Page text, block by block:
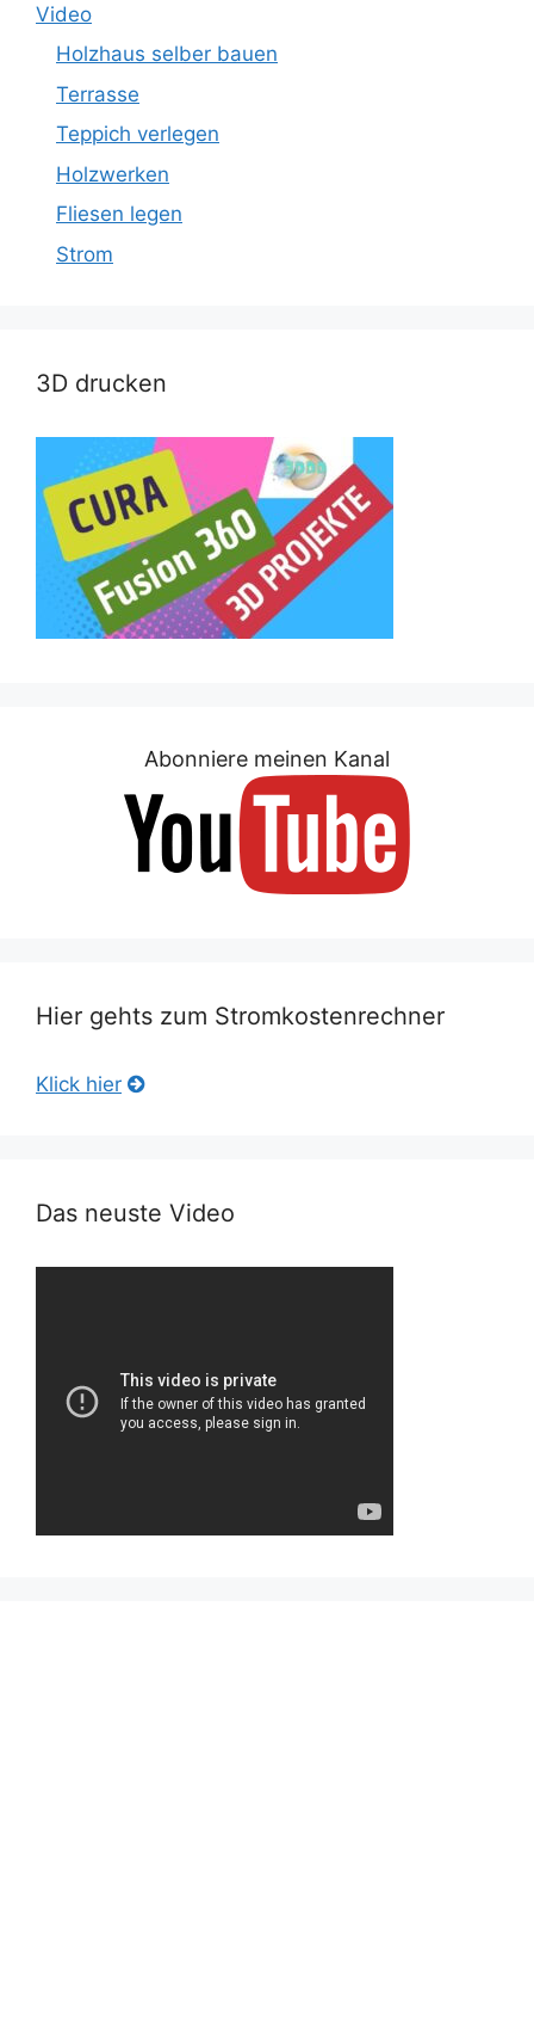
Video
Holzhaus selber bauen
Terrasse
Teppich verlegen
Holzwerken
Fliesen legen
Strom
3D drucken
Abonniere meinen Kanal
Hier gehts zum Stromkostenrechner
Klick hier
Das neuste Video